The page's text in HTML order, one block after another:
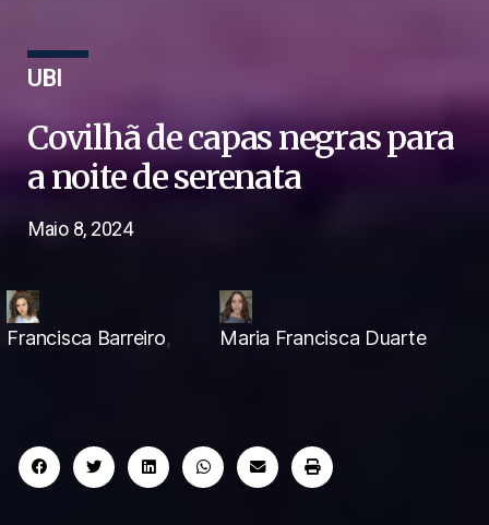
UBI
Covilhã de capas negras para
a noite de serenata
Maio 8, 2024
Francisca Barreiro, Maria Francisca Duarte